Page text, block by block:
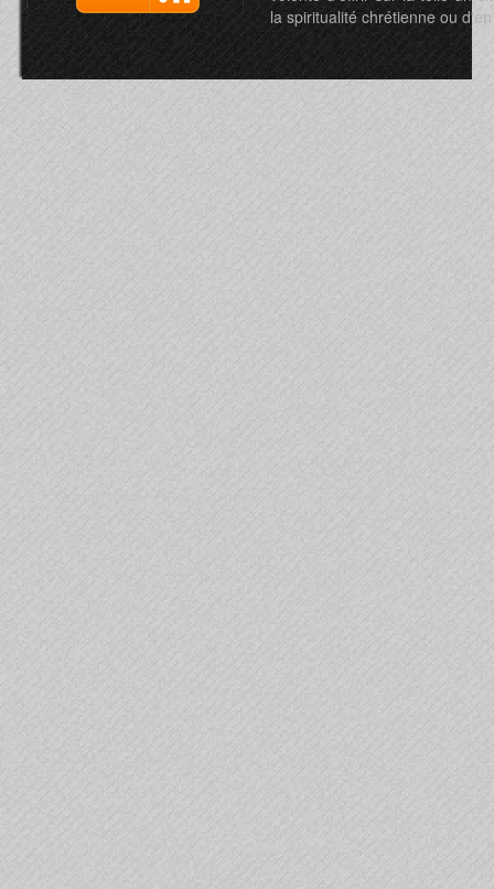
la spiritualité chrétienne ou